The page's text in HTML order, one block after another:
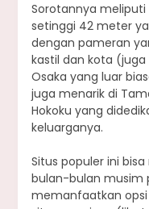
Sorotannya
setinggi 42 meter
dengan pameran
kastil dan kota
Osaka yang luar
juga menarik di
Hokoku yang
keluarganya.
Situs populer ini
bulan-bulan musim
memanfaatkan opsi